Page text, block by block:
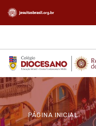
PÁGINA INICIAL